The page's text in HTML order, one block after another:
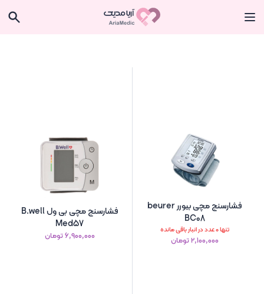
فشارسنج مچی بیورر beurer
BC08
تنها 0 عدد در انبار باقی مانده
۲٬۱۰۰٬۰۰۰ تومان
فشارسنج مچی بی ول B.well
Med57
۶٬۹۰۰٬۰۰۰ تومان